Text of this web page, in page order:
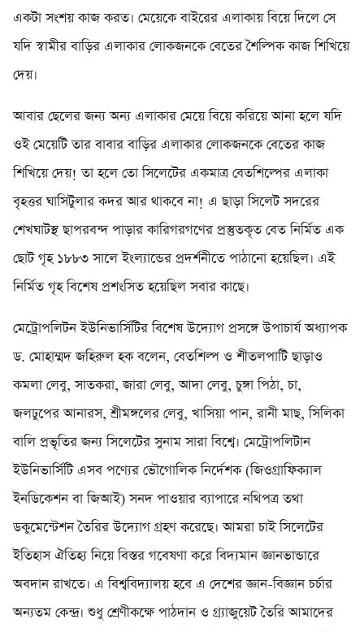
একটা সংশয় কাজ করত। মেয়েকে বাইরের এলাকায় বিয়ে দিলে সে
যদি স্বামীর বাড়ির এলাকার লোকজনকে বেতের শৈল্পিক কাজ শিখিয়ে
দেয়।
আবার ছেলের জন্য অন্য এলাকার মেয়ে বিয়ে করিয়ে আনা হলে যদি
ওই মেয়েটি তার বাবার বাড়ির এলাকার লোকজনকে বেতের কাজ
শিখিয়ে দেয়! তা হলে তো সিলেটের একমাত্র বেতশিল্পের এলাকা
বৃহত্তর ঘাসিটুলার কদর আর থাকবে না! এ ছাড়া সিলেট সদরের
শেখঘাটস্থ ছাপরবন্দ পাড়ার কারিগরগণের প্রস্তুতকৃত বেত নির্মিত এক
ছোট গৃহ ১৮৮৩ সালে ইংল্যান্ডের প্রদর্শনীতে পাঠানো হয়েছিল। এই
নির্মিত গৃহ বিশেষ প্রশংসিত হয়েছিল সবার কাছে।
মেট্রোপলিটন ইউনিভার্সিটির বিশেষ উদ্যোগ প্রসঙ্গে উপাচার্য অধ্যাপক
ড. মোহাম্মদ জহিরুল হক বলেন, বেতশিল্প ও শীতলপাটি ছাড়াও
কমলা লেবু, সাতকরা, জারা লেবু, আদা লেবু, চুঙ্গা পিঠা, চা,
জলঢুপের আনারস, শ্রীমঙ্গলের লেবু, খাসিয়া পান, রানী মাছ, সিলিকা
বালি প্রভৃতির জন্য সিলেটের সুনাম সারা বিশ্বে। মেট্রোপলিটান
ইউনিভার্সিটি এসব পণ্যের ভৌগোলিক নির্দেশক (জিওগ্রাফিক্যাল
ইনডিকেশন বা জিআই) সনদ পাওয়ার ব্যাপারে নথিপত্র তথা
ডকুমেন্টেশন তৈরির উদ্যোগ গ্রহণ করেছে। আমরা চাই সিলেটের
ইতিহাস ঐতিহ্য নিয়ে বিস্তর গবেষণা করে বিদ্যমান জ্ঞানভান্ডারে
অবদান রাখতে। এ বিশ্ববিদ্যালয় হবে এ দেশের জ্ঞান-বিজ্ঞান চর্চার
অন্যতম কেন্দ্র। শুধু শ্রেণীকক্ষে পাঠদান ও গ্র্যাজুয়েট তৈরি আমাদের